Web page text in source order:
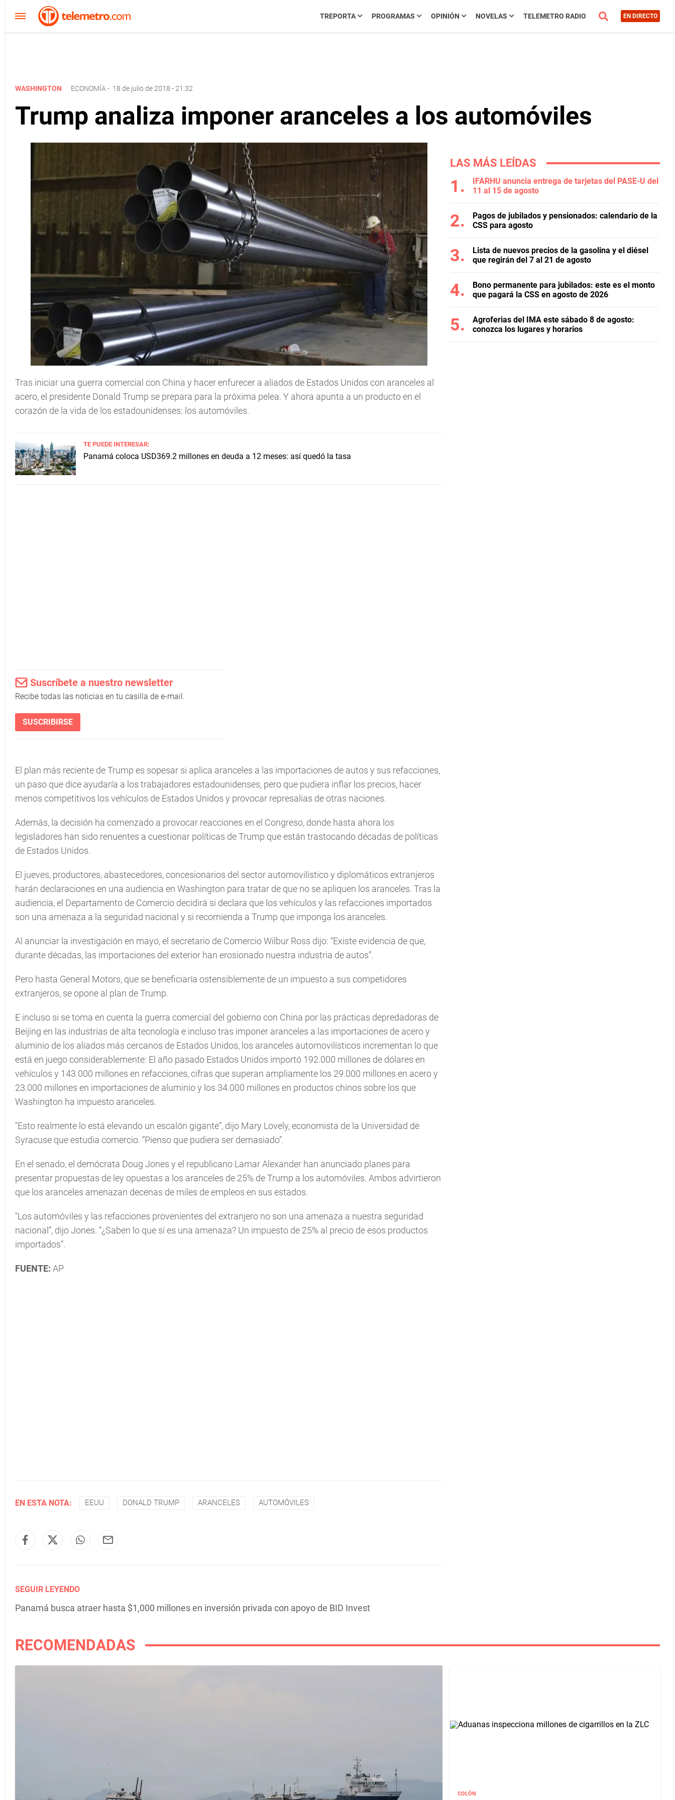
TREPORTA PROGRAMAS OPINIÓN NOVELAS TELEMETRO RADIO EN DIRECTO
WASHINGTON ECONOMÍA - 18 de julio de 2018 - 21:32
Trump analiza imponer aranceles a los automóviles
Tras iniciar una guerra comercial con China y hacer enfurecer a aliados de Estados Unidos con aranceles al
acero, el presidente Donald Trump se prepara para la próxima pelea. Y ahora apunta a un producto en el
corazón de la vida de los estadounidenses: los automóviles.
TE PUEDE INTERESAR:
Panamá coloca USD369.2 millones en deuda a 12 meses: así quedó la tasa
Suscríbete a nuestro newsletter
Recibe todas las noticias en tu casilla de e-mail.
SUSCRIBIRSE
El plan más reciente de Trump es sopesar si aplica aranceles a las importaciones de autos y sus refacciones,
un paso que dice ayudaría a los trabajadores estadounidenses, pero que pudiera inflar los precios, hacer
menos competitivos los vehículos de Estados Unidos y provocar represalias de otras naciones.
Además, la decisión ha comenzado a provocar reacciones en el Congreso, donde hasta ahora los
legisladores han sido renuentes a cuestionar políticas de Trump que están trastocando décadas de políticas
de Estados Unidos.
El jueves, productores, abastecedores, concesionarios del sector automovilístico y diplomáticos extranjeros
harán declaraciones en una audiencia en Washington para tratar de que no se apliquen los aranceles. Tras la
audiencia, el Departamento de Comercio decidirá si declara que los vehículos y las refacciones importados
son una amenaza a la seguridad nacional y si recomienda a Trump que imponga los aranceles.
Al anunciar la investigación en mayo, el secretario de Comercio Wilbur Ross dijo: “Existe evidencia de que,
durante décadas, las importaciones del exterior han erosionado nuestra industria de autos”.
Pero hasta General Motors, que se beneficiaría ostensiblemente de un impuesto a sus competidores
extranjeros, se opone al plan de Trump.
E incluso si se toma en cuenta la guerra comercial del gobierno con China por las prácticas depredadoras de
Beijing en las industrias de alta tecnología e incluso tras imponer aranceles a las importaciones de acero y
aluminio de los aliados más cercanos de Estados Unidos, los aranceles automovilísticos incrementan lo que
está en juego considerablemente: El año pasado Estados Unidos importó 192.000 millones de dólares en
vehículos y 143.000 millones en refacciones, cifras que superan ampliamente los 29.000 millones en acero y
23.000 millones en importaciones de aluminio y los 34.000 millones en productos chinos sobre los que
Washington ha impuesto aranceles.
"Esto realmente lo está elevando un escalón gigante”, dijo Mary Lovely, economista de la Universidad de
Syracuse que estudia comercio. “Pienso que pudiera ser demasiado”.
En el senado, el demócrata Doug Jones y el republicano Lamar Alexander han anunciado planes para
presentar propuestas de ley opuestas a los aranceles de 25% de Trump a los automóviles. Ambos advirtieron
que los aranceles amenazan decenas de miles de empleos en sus estados.
"Los automóviles y las refacciones provenientes del extranjero no son una amenaza a nuestra seguridad
nacional”, dijo Jones. “¿Saben lo que sí es una amenaza? Un impuesto de 25% al precio de esos productos
importados”.
FUENTE: AP
EN ESTA NOTA: EEUU DONALD TRUMP ARANCELES AUTOMÓVILES
SEGUIR LEYENDO
Panamá busca atraer hasta $1,000 millones en inversión privada con apoyo de BID Invest
LAS MÁS LEÍDAS
IFARHU anuncia entrega de tarjetas del PASE-U del
11 al 15 de agosto
Pagos de jubilados y pensionados: calendario de la
CSS para agosto
Lista de nuevos precios de la gasolina y el diésel
que regirán del 7 al 21 de agosto
Bono permanente para jubilados: este es el monto
que pagará la CSS en agosto de 2026
Agroferias del IMA este sábado 8 de agosto:
conozca los lugares y horarios
RECOMENDADAS
COLÓN